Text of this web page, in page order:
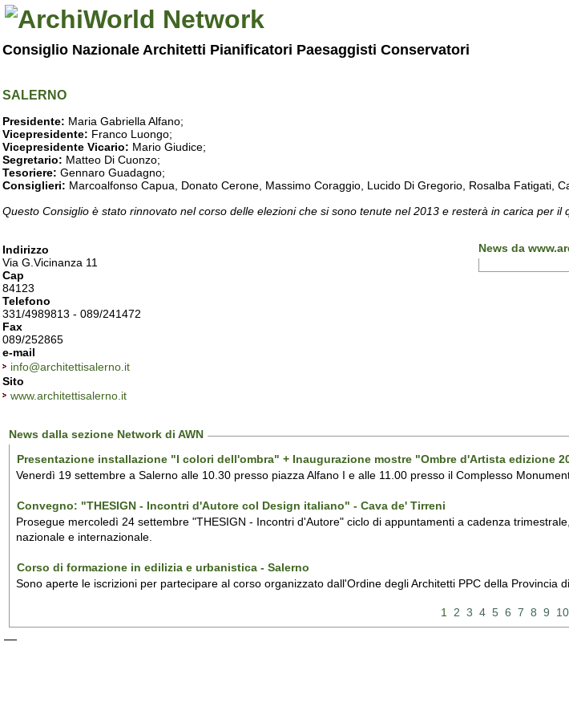
Consiglio Nazionale Architetti Pianificatori Paesaggisti Conservatori
SALERNO
Presidente: Maria Gabriella Alfano;
Vicepresidente: Franco Luongo;
Vicepresidente Vicario: Mario Giudice;
Segretario: Matteo Di Cuonzo;
Tesoriere: Gennaro Guadagno;
Consiglieri: Marcoalfonso Capua, Donato Cerone, Massimo Coraggio, Lucido Di Gregorio, Rosalba Fatigati,
Questo Consiglio è stato rinnovato nel corso delle elezioni che si sono tenute nel 2013 e resterà in carica per il
Indirizzo
Via G.Vicinanza 11
Cap
84123
Telefono
331/4989813 - 089/241472
Fax
089/252865
e-mail
info@architettisalerno.it
Sito
www.architettisalerno.it
News da
News dalla sezione Network di AWN
Presentazione installazione "I colori dell'ombra" + Inaugurazione mostre "Ombre d'Artista edizione
Venerdì 19 settembre a Salerno alle 10.30 presso piazza Alfano I e alle 11.00 presso il Complesso
Convegno: "THESIGN - Incontri d'Autore col Design italiano" - Cava de' Tirreni
Prosegue mercoledì 24 settembre "THESIGN - Incontri d'Autore" ciclo di appuntamenti a cadenza
nazionale e internazionale.
Corso di formazione in edilizia e urbanistica - Salerno
Sono aperte le iscrizioni per partecipare al corso organizzato dall'Ordine degli Architetti PPC della Provincia
1 2 3 4 5 6 7 8 9 10